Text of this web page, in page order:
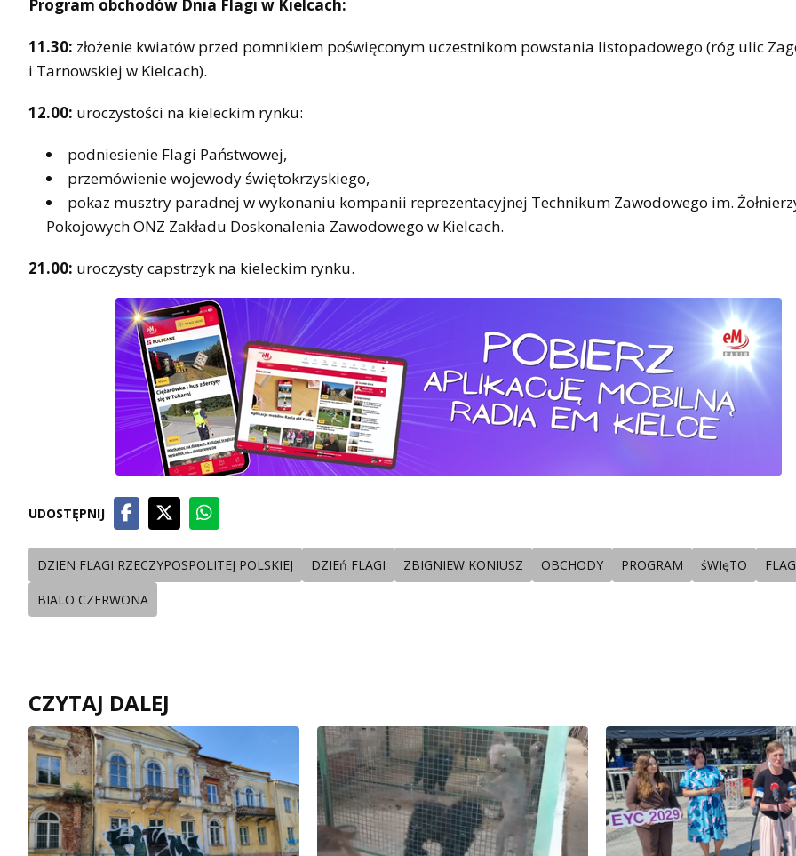
Program obchodów Dnia Flagi w Kielcach:
11.30: złożenie kwiatów przed pomnikiem poświęconym uczestnikom powstania listopadowego (róg ulic
i Tarnowskiej w Kielcach).
12.00: uroczystości na kieleckim rynku:
podniesienie Flagi Państwowej,
przemówienie wojewody świętokrzyskiego,
pokaz musztry paradnej w wykonaniu kompanii reprezentacyjnej Technikum Zawodowego im.
Pokojowych ONZ Zakładu Doskonalenia Zawodowego w Kielcach.
21.00: uroczysty capstrzyk na kieleckim rynku.
UDOSTĘPNIJ
DZIEN FLAGI RZECZYPOSPOLITEJ POLSKIEJ DZIEń FLAGI ZBIGNIEW KONIUSZ OBCHODY PROGRAM śWIęTO
BIALO CZERWONA
CZYTAJ DALEJ